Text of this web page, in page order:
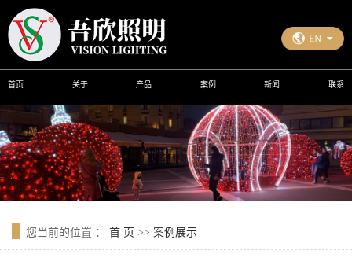
首页 关于 产品 案例 新闻 联系
您当前的位置 ： 首 页 >> 案例展示